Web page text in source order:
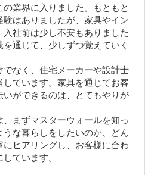
業界に入りました。もともと
はありましたが、家具やイン
社前は少し不安もありました
通じて、少しずつ覚えていく
なく、住宅メーカーや設計士
ています。家具を通じてお客
ができるのは、とてもやりが
まずマスターウォールを知っ
な暮らしをしたいのか、どん
ヒアリングし、お客様に合わ
ています。